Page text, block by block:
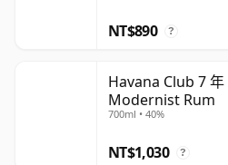
NT$890 ?
Havana Club 7
Modernist Rum
700ml • 40%
NT$1,030 ?